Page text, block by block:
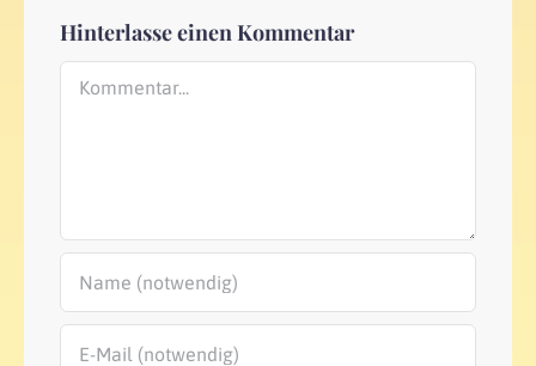
Hinterlasse einen Kommentar
Kommentar